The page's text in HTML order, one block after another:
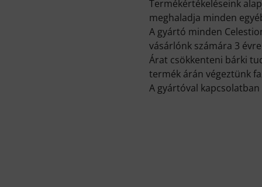
Termékértékeléseink
meghaladja minden
A gyártó minden
vásárlónk számára 3
Árat csökkenteni bárki
termék árán végeztünk
A gyártóval